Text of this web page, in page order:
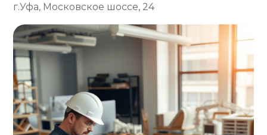
г.Уфа, Московское шоссе, 24